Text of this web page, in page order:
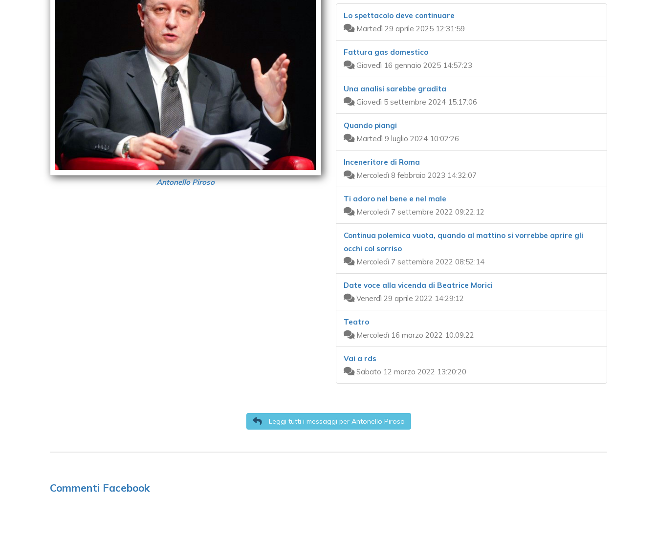
Antonello Piroso
Lo spettacolo deve continuare
Martedì 29 aprile 2025 12:31:59
Fattura gas domestico
Giovedì 16 gennaio 2025 14:57:23
Una analisi sarebbe gradita
Giovedì 5 settembre 2024 15:17:06
Quando piangi
Martedì 9 luglio 2024 10:02:26
Inceneritore di Roma
Mercoledì 8 febbraio 2023 14:32:07
Ti adoro nel bene e nel male
Mercoledì 7 settembre 2022 09:22:12
Continua polemica vuota, quando al mattino si vorrebbe aprire gli
occhi col sorriso
Mercoledì 7 settembre 2022 08:52:14
Date voce alla vicenda di Beatrice Morici
Venerdì 29 aprile 2022 14:29:12
Teatro
Mercoledì 16 marzo 2022 10:09:22
Vai a rds
Sabato 12 marzo 2022 13:20:20
Leggi tutti i messaggi per Antonello Piroso
Commenti Facebook